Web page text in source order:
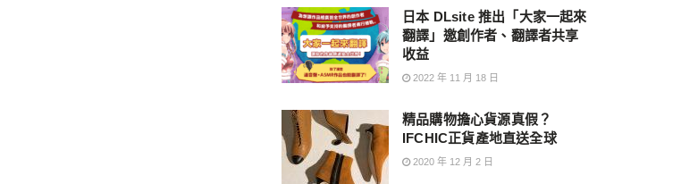
日本 DLsite 推出「大家一起來
翻譯」邀創作者、翻譯者共享
收益
2022 年 11 月 18 日
精品購物擔心貨源真假？
IFCHIC正貨產地直送全球
2020 年 12 月 2 日